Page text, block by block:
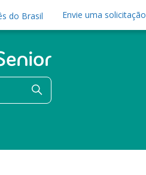
do Brasil Envie uma solicitação